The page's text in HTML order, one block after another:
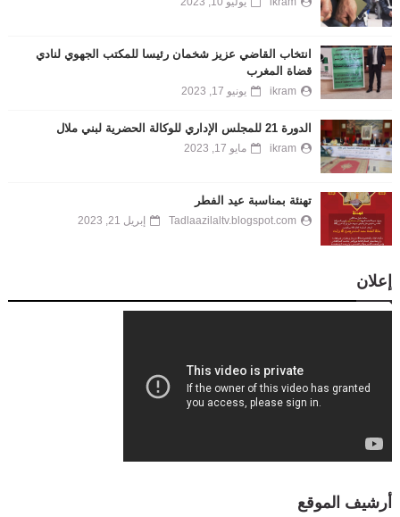
انتخاب القاضي عزيز شخمان رئيسا للمكتب الجهوي لنادي
قضاة المغرب
ikram يونيو 17, 2023
الدورة 21 للمجلس الإداري للوكالة الحضرية لبني ملال
ikram مايو 17, 2023
تهنئة بمناسبة عيد الفطر
Tadlaazilaltv.blogspot.com إبريل 21, 2023
إعلان
أرشيف الموقع